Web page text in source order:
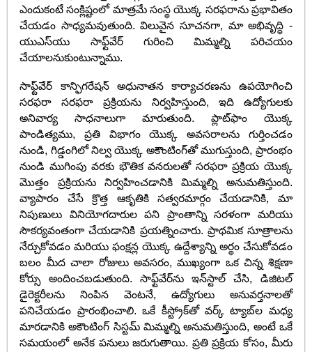
ఎందుకంటే సంక్లిష్టంలో మాత్రమే సంస్థ యొక్క సరఫరాను ప్రభావితం
చేయడం సాధ్యమవుతుంది. విలువైన సూచనగా, మా అభివృద్ధి -
యుఎస్‌యు సాఫ్ట్‌వేర్ గురించి మిమ్మల్ని పరిచయం
చేయాలనుకుంటున్నాము.
సాఫ్ట్‌వేర్ కాన్ఫిగరేషన్ అధునాతన కార్యాచరణను ఉపయోగించి
సరఫరా సరఫరా ప్రక్రియను నిర్వహిస్తుంది, ఇది ఉద్యోగులకు
అనివార్య సాధనాలుగా మారుతుంది. ప్లాట్‌ఫాం యొక్క
పాండిత్యము, ప్రతి విభాగం యొక్క అవసరాలను గుర్తించడం
నుండి, గిడ్డంగిలో నిల్వ యొక్క అకౌంటింగ్‌తో ముగుస్తుంది, ప్రారంభం
నుండి ముగింపు వరకు భౌతిక వనరులతో సరఫరా ప్రక్రియ యొక్క
మొత్తం ప్రక్రియను నిర్వహించడానికి మిమ్మల్ని అనుమతిస్తుంది.
వ్యాపారం చేసే క్రొత్త ఆకృతికి సత్వరమార్గం చేయడానికి, మా
నిపుణులు వినియోగదారుల పని ప్రాంతాన్ని సరళంగా మరియు
సౌకర్యవంతంగా చేయడానికి ప్రయత్నించారు. ప్రాథమిక సూత్రాలను
నేర్చుకోవడం మరియు ఫంక్షన్ల యొక్క ఉద్దేశ్యాన్ని అర్థం చేసుకోవడం
బలం మీద చాలా రోజులు అవసరం, ముఖ్యంగా ఒక చిన్న శిక్షణా
కోర్సు అందించబడుతుంది. సాఫ్ట్‌వేర్‌ను ఇన్‌స్టాల్ చేసి, డిజిటల్
డైరెక్టరీలను నింపిన వెంటనే, ఉద్యోగులు అనువర్తనాలతో
పనిచేయడం ప్రారంభించాలి. ఒకే కీస్ట్రోక్‌తో వర్క్ ట్యాబ్‌ల మధ్య
మారడానికి అకౌంటింగ్ సిస్టమ్ మిమ్మల్ని అనుమతిస్తుంది, అంటే ఒకే
సమయంలో అనేక పనులు జరుగుతాయి. ప్రతి ప్రక్రియ కోసం, మీరు